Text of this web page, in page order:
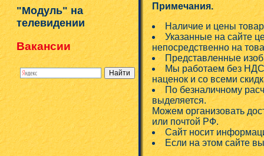
"Модуль" на
телевидении
Вакансии
Примечания.
Наличие и цены
Указанные на сайте
непосредственно на
Представленные
Мы работаем без
наценок и со всеми
По безналичному
выделяется.
Можем организовать
или почтой РФ.
Сайт носит
Если на этом сайте